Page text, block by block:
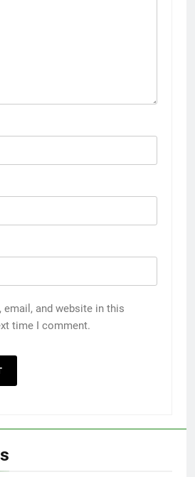
email, and website in this
time I comment.